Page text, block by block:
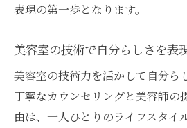
表現の第一歩となります。
美容室の技術で自分らしさを表
美容室の技術力を活かして自分ら
丁寧なカウンセリングと美容師の
由は、一人ひとりのライフスタイ